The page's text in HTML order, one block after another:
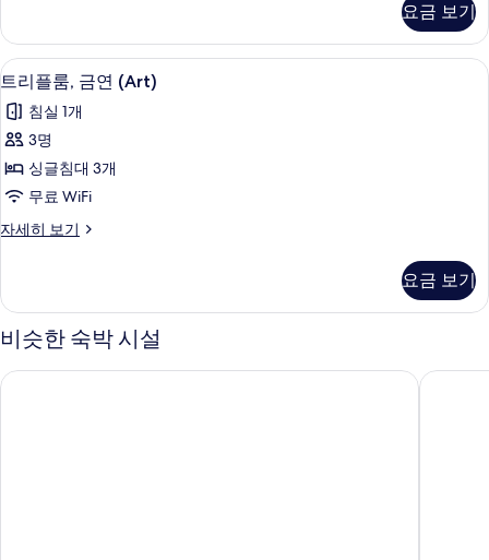
두
보
기
연
(Art)
자
히
보
요금 보기
트
리
플
룸,
금
(Art)
진
두
보
트리플룸, 금연 (Art) | 객실 내 금고,
6
트리플룸, 금연 (Art)
침실 1개
3명
싱글침대 3개
무료 WiFi
자세히 보기
트
금
연
(Art)
세
요금 보기
비슷한 숙박 시설
난키-시라하마 메리어트 호텔 시라라